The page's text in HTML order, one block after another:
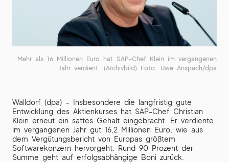
Mehr als 16 Millionen Euro hat SAP-Chef Klein im vergangenen
Jahr verdient. (Archivbild) Foto: Uwe Anspach/dpa
Walldorf (dpa) – Insbesondere die langfristig gute
Entwicklung des Aktienkurses hat SAP-Chef Christian
Klein erneut ein sattes Gehalt eingebracht. Er verdiente
im vergangenen Jahr gut 16,2 Millionen Euro, wie aus
dem Vergütungsbericht von Europas größtem
Softwarekonzern hervorgeht. Rund 90 Prozent der
Summe geht auf erfolgsabhängige Boni zurück.